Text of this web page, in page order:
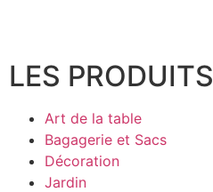
LES PRODUITS
Art de la table
Bagagerie et Sacs
Décoration
Jardin